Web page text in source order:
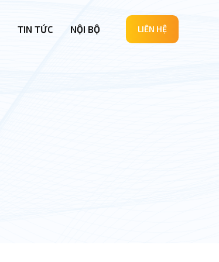
TIN TỨC NỘI BỘ LIÊN HỆ